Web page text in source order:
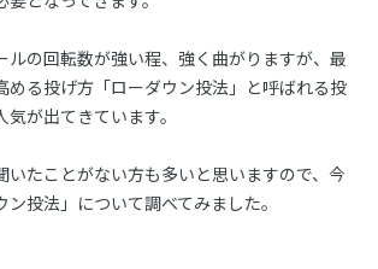
ルの回転数が強い程、強く曲がりますが、最
める投げ方「ローダウン投法」と呼ばれる投
が出てきています。
いたことがない方も多いと思いますので、今
投法」について調べてみました。